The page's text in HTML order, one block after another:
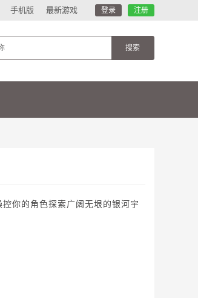
最新游戏
手机版 登录 注册
你的角色探索广阔无垠的银河宇